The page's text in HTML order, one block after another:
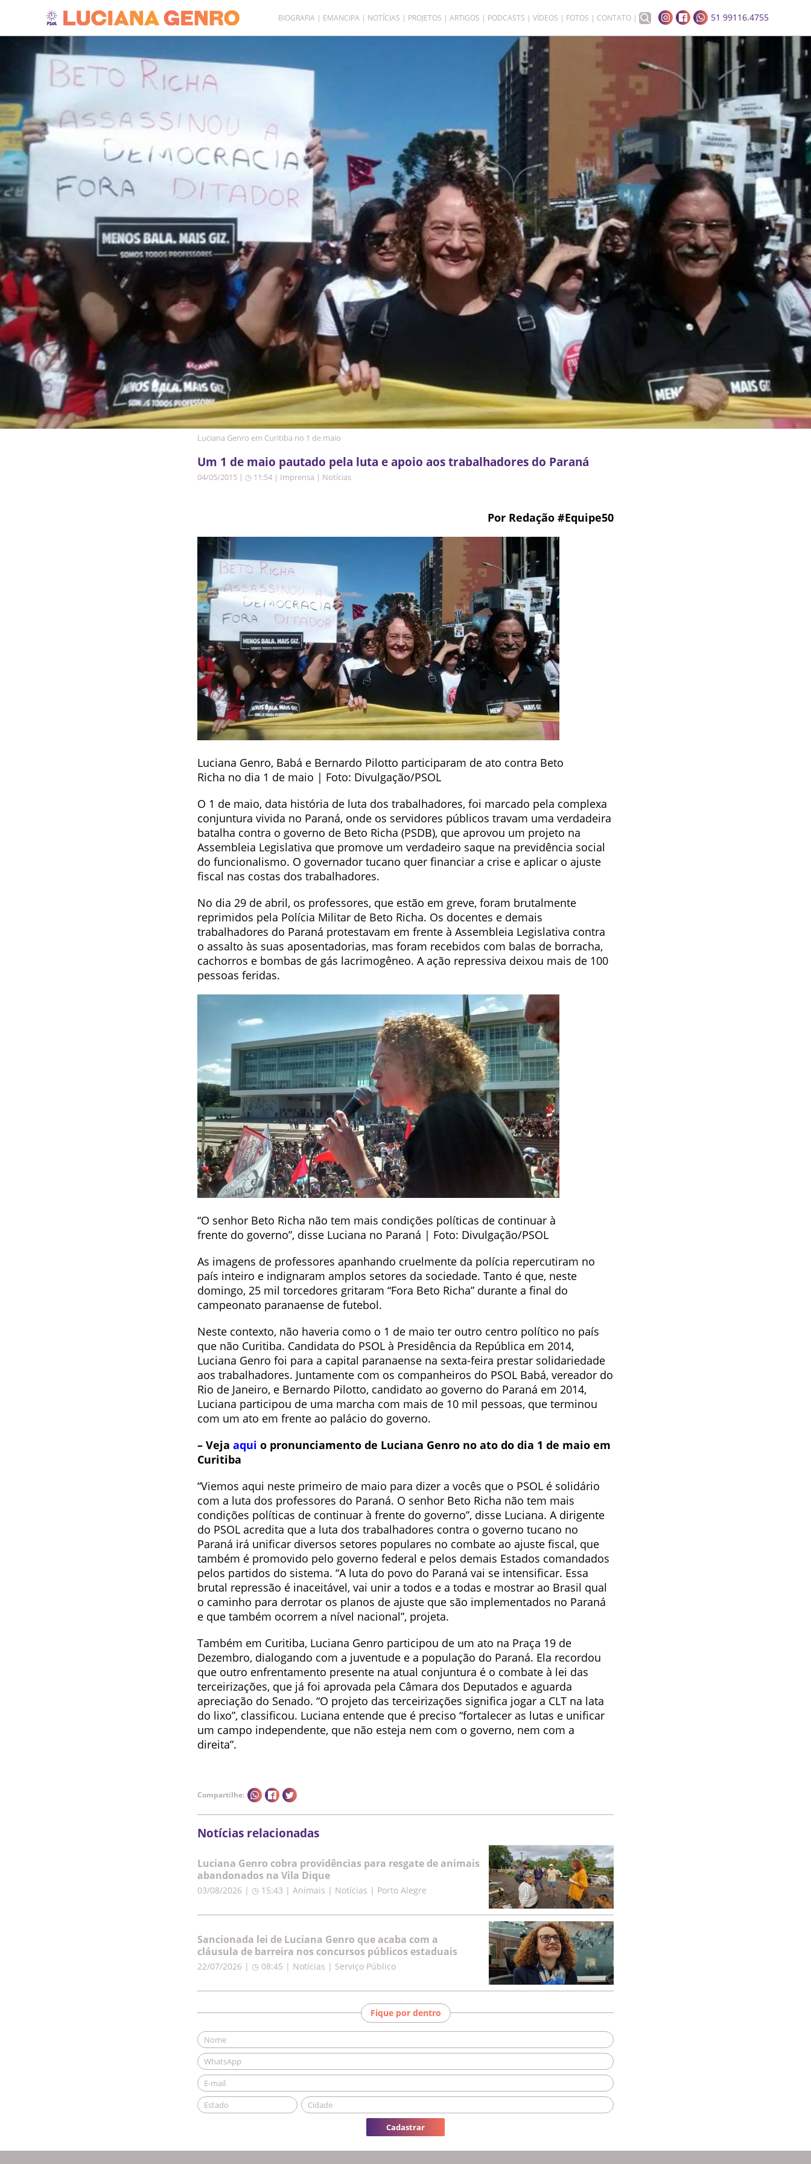
BIOGRAFIA EMANCIPA NOTÍCIAS PROJETOS ARTIGOS PODCASTS VÍDEOS FOTOS CONTATO 51 99116.4755
Luciana Genro em Curitiba no 1 de maio
Um 1 de maio pautado pela luta e apoio aos trabalhadores do Paraná
04/05/2015 | ◷ 11:54 | Imprensa | Notícias
Por Redação #Equipe50
Luciana Genro, Babá e Bernardo Pilotto participaram de ato contra Beto
Richa no dia 1 de maio | Foto: Divulgação/PSOL
O 1 de maio, data história de luta dos trabalhadores, foi marcado pela complexa
conjuntura vivida no Paraná, onde os servidores públicos travam uma verdadeira
batalha contra o governo de Beto Richa (PSDB), que aprovou um projeto na
Assembleia Legislativa que promove um verdadeiro saque na previdência social
do funcionalismo. O governador tucano quer financiar a crise e aplicar o ajuste
fiscal nas costas dos trabalhadores.
No dia 29 de abril, os professores, que estão em greve, foram brutalmente
reprimidos pela Polícia Militar de Beto Richa. Os docentes e demais
trabalhadores do Paraná protestavam em frente à Assembleia Legislativa contra
o assalto às suas aposentadorias, mas foram recebidos com balas de borracha,
cachorros e bombas de gás lacrimogêneo. A ação repressiva deixou mais de 100
pessoas feridas.
“O senhor Beto Richa não tem mais condições políticas de continuar à
frente do governo”, disse Luciana no Paraná | Foto: Divulgação/PSOL
As imagens de professores apanhando cruelmente da polícia repercutiram no
país inteiro e indignaram amplos setores da sociedade. Tanto é que, neste
domingo, 25 mil torcedores gritaram “Fora Beto Richa” durante a final do
campeonato paranaense de futebol.
Neste contexto, não haveria como o 1 de maio ter outro centro político no país
que não Curitiba. Candidata do PSOL à Presidência da República em 2014,
Luciana Genro foi para a capital paranaense na sexta-feira prestar solidariedade
aos trabalhadores. Juntamente com os companheiros do PSOL Babá, vereador do
Rio de Janeiro, e Bernardo Pilotto, candidato ao governo do Paraná em 2014,
Luciana participou de uma marcha com mais de 10 mil pessoas, que terminou
com um ato em frente ao palácio do governo.
– Veja aqui o pronunciamento de Luciana Genro no ato do dia 1 de maio em
Curitiba
“Viemos aqui neste primeiro de maio para dizer a vocês que o PSOL é solidário
com a luta dos professores do Paraná. O senhor Beto Richa não tem mais
condições políticas de continuar à frente do governo”, disse Luciana. A dirigente
do PSOL acredita que a luta dos trabalhadores contra o governo tucano no
Paraná irá unificar diversos setores populares no combate ao ajuste fiscal, que
também é promovido pelo governo federal e pelos demais Estados comandados
pelos partidos do sistema. “A luta do povo do Paraná vai se intensificar. Essa
brutal repressão é inaceitável, vai unir a todos e a todas e mostrar ao Brasil qual
o caminho para derrotar os planos de ajuste que são implementados no Paraná
e que também ocorrem a nível nacional”, projeta.
Também em Curitiba, Luciana Genro participou de um ato na Praça 19 de
Dezembro, dialogando com a juventude e a população do Paraná. Ela recordou
que outro enfrentamento presente na atual conjuntura é o combate à lei das
terceirizações, que já foi aprovada pela Câmara dos Deputados e aguarda
apreciação do Senado. “O projeto das terceirizações significa jogar a CLT na lata
do lixo”, classificou. Luciana entende que é preciso “fortalecer as lutas e unificar
um campo independente, que não esteja nem com o governo, nem com a
direita”.
Compartilhe:
Notícias relacionadas
Luciana Genro cobra providências para resgate de animais
abandonados na Vila Dique
03/08/2026 | ◷ 15:43 | Animais | Notícias | Porto Alegre
Sancionada lei de Luciana Genro que acaba com a
cláusula de barreira nos concursos públicos estaduais
22/07/2026 | ◷ 08:45 | Notícias | Serviço Público
Fique por dentro
Cadastrar